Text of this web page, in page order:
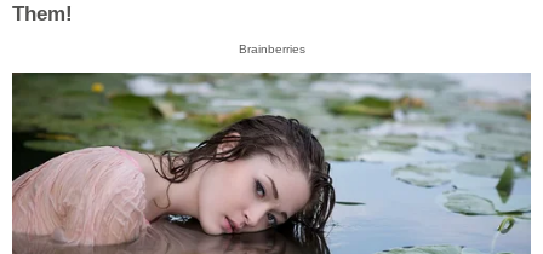
Them!
Brainberries